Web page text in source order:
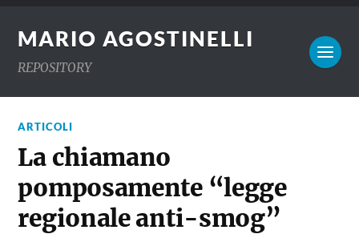
MARIO AGOSTINELLI
REPOSITORY
ARTICOLI
La chiamano
pomposamente “legge
regionale anti-smog”